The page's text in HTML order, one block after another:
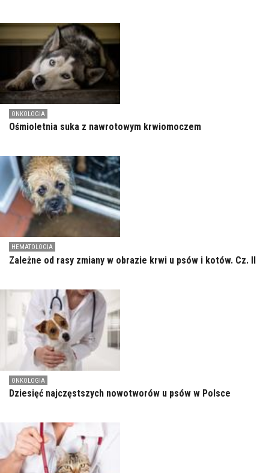
ONKOLOGIA
Ośmioletnia suka z nawrotowym krwiomoczem
HEMATOLOGIA
Zależne od rasy zmiany w obrazie krwi u psów i kotów. Cz. II
ONKOLOGIA
Dziesięć najczęstszych nowotworów u psów w Polsce